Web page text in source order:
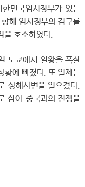
민국임시정부가 있는
해 임시정부의 김구를
을 호소하였다.
도쿄에서 일왕을 폭살
황에 빠졌다. 또 일제는
상해사변을 일으켰다.
삼아 중국과의 전쟁을